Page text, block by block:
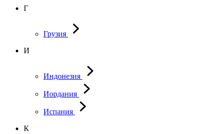
Г
Грузия
И
Индонезия
Иордания
Испания
К